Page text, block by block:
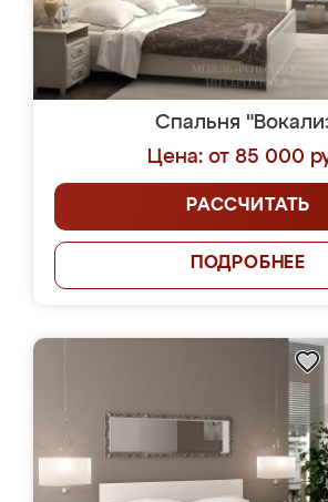
Спальня
Цена: от 85 000
РАССЧИТАТЬ
ПОДРОБНЕЕ